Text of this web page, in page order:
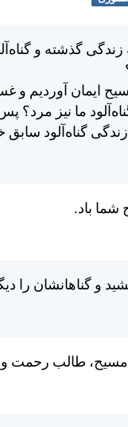
زندگی گذشته و
ايمان آورديم و
ما نيز مرد؟
گناه‌آلود سابق
باد.
و گناهانشان را
مسيح، طالب رحمت